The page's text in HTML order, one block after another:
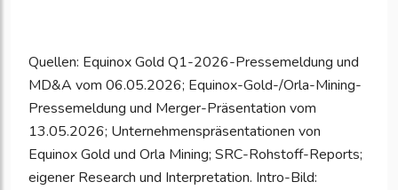
Quellen: Equinox Gold Q1-2026-Pressemeldung und
MD&A vom 06.05.2026; Equinox-Gold-/Orla-Mining-
Pressemeldung und Merger-Präsentation vom
13.05.2026; Unternehmenspräsentationen von
Equinox Gold und Orla Mining; SRC-Rohstoff-Reports;
eigener Research und Interpretation. Intro-Bild: